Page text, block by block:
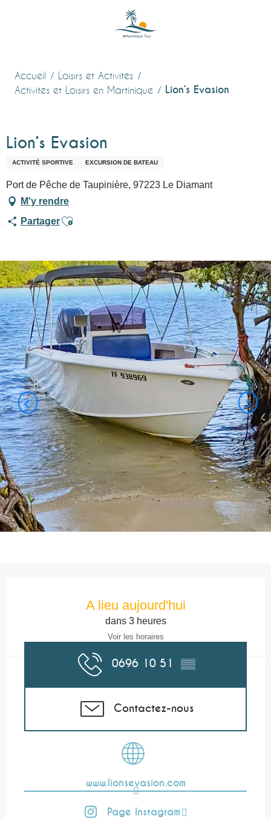
Accueil
Loisirs et Activités
Activités et Loisirs en Martinique
Lion’s Evasion
Lion’s Evasion
ACTIVITÉ SPORTIVE EXCURSION DE BATEAU
Port de Pêche de Taupinière, 97223 Le Diamant
M'y rendre
PartagerAjouter aux favoris
A lieu aujourd'hui
dans 3 heures
Voir les horaires
0696 10 51 ▒▒
Contactez-nous
www.lionsevasion.com
Page Instagram